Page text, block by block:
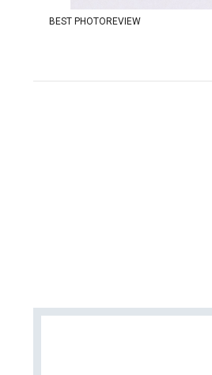
BEST PHOTOREVIEW